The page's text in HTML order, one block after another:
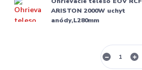
ARISTON 2000W uchyt
anódy,L280mm